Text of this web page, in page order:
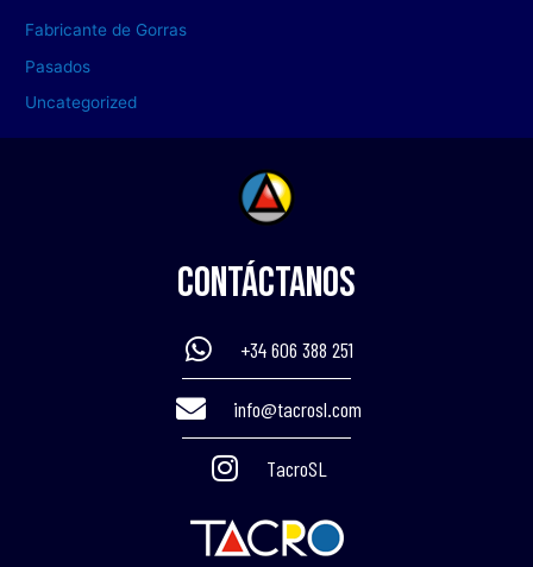
Fabricante de Gorras
Pasados
Uncategorized
Contáctanos
+34 606 388 251
info@tacrosl.com
TacroSL